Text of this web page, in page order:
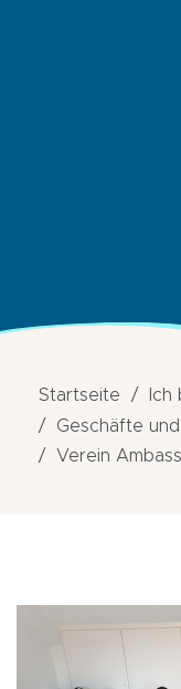
Startseite
Ich
Geschäfte
Verein